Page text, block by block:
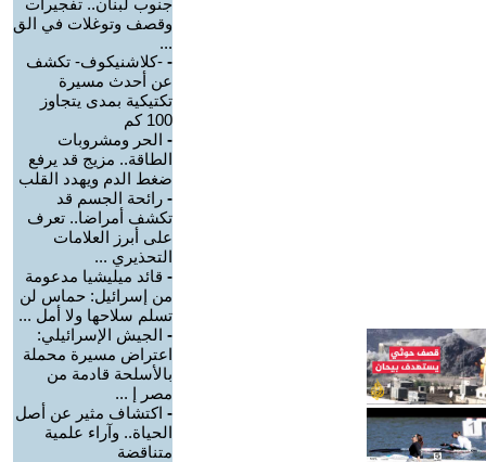
جنوب لبنان.. تفجيرات
وقصف وتوغلات في الق
...
- -كلاشنيكوف- تكشف
عن أحدث مسيرة
تكتيكية بمدى يتجاوز
100 كم
- الحر ومشروبات
الطاقة.. مزيج قد يرفع
ضغط الدم ويهدد القلب
- رائحة الجسم قد
تكشف أمراضا.. تعرف
على أبرز العلامات
التحذيري ...
- قائد ميليشيا مدعومة
من إسرائيل: حماس لن
تسلم سلاحها ولا أمل ...
- الجيش الإسرائيلي:
اعتراض مسيرة محملة
بالأسلحة قادمة من
مصر إ ...
- اكتشاف مثير عن أصل
الحياة.. وآراء علمية
متناقضة